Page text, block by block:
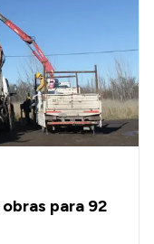
para 92